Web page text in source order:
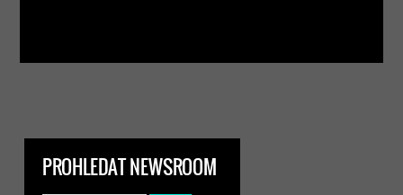
PROHLEDAT NEWSROOM